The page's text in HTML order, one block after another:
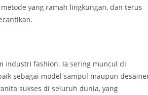
yang ramah lingkungan, dan terus
industri fashion. Ia sering muncul di
sebagai model sampul maupun
sukses di seluruh dunia, yang